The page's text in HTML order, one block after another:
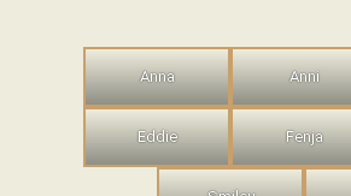
Anna Anni
Eddie Fenja